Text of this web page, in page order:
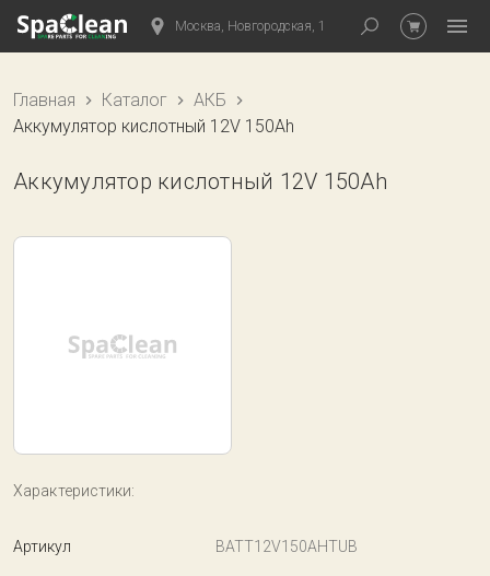
Москва, Новгородская, 1
Главная Каталог
АКБ
Аккумулятор кислотный 12V 150Ah
Аккумулятор кислотный 12V 150Ah
Характеристики:
Артикул BATT12V150AHTUB